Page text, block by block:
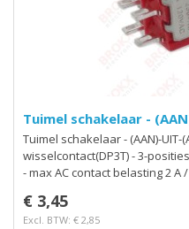
Tuimel schakelaar -
Tuimel schakelaar - (AAN)-UIT-
wisselcontact(DP3T) - 3-
- max AC contact belasting 2 A
€ 3,45
Excl. BTW: € 2,85